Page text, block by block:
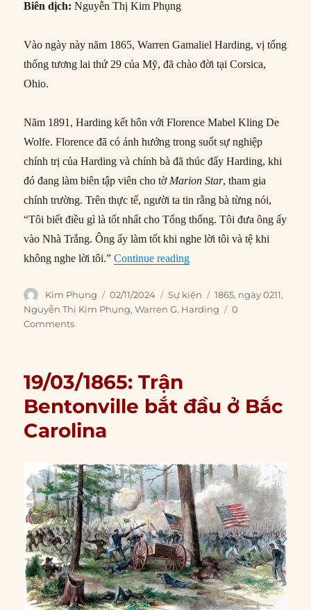
Biên dịch:Nguyễn Thị Kim Phụng
Vào ngày này năm 1865, Warren Gamaliel Harding, vị tổng
thống tương lai thứ 29 của Mỹ, đã chào đời tại Corsica,
Ohio.
Năm 1891, Harding kết hôn với Florence Mabel Kling De
Wolfe. Florence đã có ảnh hưởng trong suốt sự nghiệp
chính trị của Harding và chính bà đã thúc đẩy Harding, khi
đó đang làm biên tập viên cho tờ Marion Star, tham gia
chính trường. Trên thực tế, người ta tin rằng bà từng nói,
“Tôi biết điều gì là tốt nhất cho Tổng thống. Tôi đưa ông ấy
vào Nhà Trắng. Ông ấy làm tốt khi nghe lời tôi và tệ khi
không nghe lời tôi.”Continue reading“02/11/1865: Ngày sinh
Author
Kim Phụng
Posted
on
02/11/2024 Categories
Sự kiện Tags
1865, ngày 0211,
Nguyễn Thị Kim Phụng,Warren G. Harding
0
Comments
19/03/1865: Trận
Bentonville bắt đầu ở Bắc
Carolina